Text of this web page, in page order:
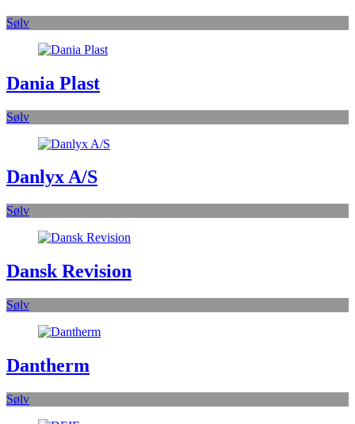
Sølv
Dania Plast
Sølv
Danlyx A/S
Sølv
Dansk Revision
Sølv
Dantherm
Sølv